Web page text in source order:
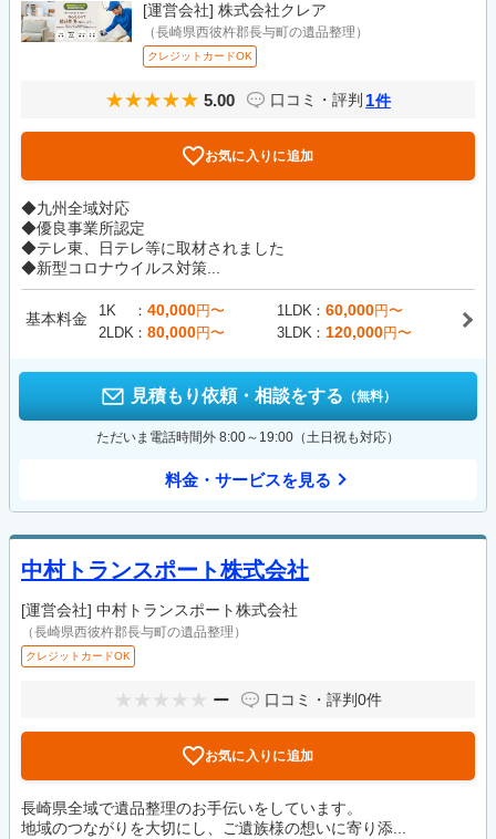
[運営会社] 株式会社クレア
（長崎県西彼杵郡長与町の遺品整理）
クレジットカードOK
5.00 口コミ・評判 1件
お気に入りに追加
◆九州全域対応
◆優良事業所認定
◆テレ東、日テレ等に取材されました
◆新型コロナウイルス対策...
基本料金 1K 40,000円〜 1LDK 60,000円〜
2LDK
80,000円〜 3LDK 120,000円〜
見積もり依頼・相談をする （無料）
ただいま電話時間外 8:00～19:00（土日祝も対応）
料金・サービスを見る
中村トランスポート株式会社
[運営会社] 中村トランスポート株式会社
（長崎県西彼杵郡長与町の遺品整理）
クレジットカードOK
ー 口コミ・評判0件
お気に入りに追加
長崎県全域で遺品整理のお手伝いをしています。
地域のつながりを大切にし、ご遺族様の想いに寄り添...